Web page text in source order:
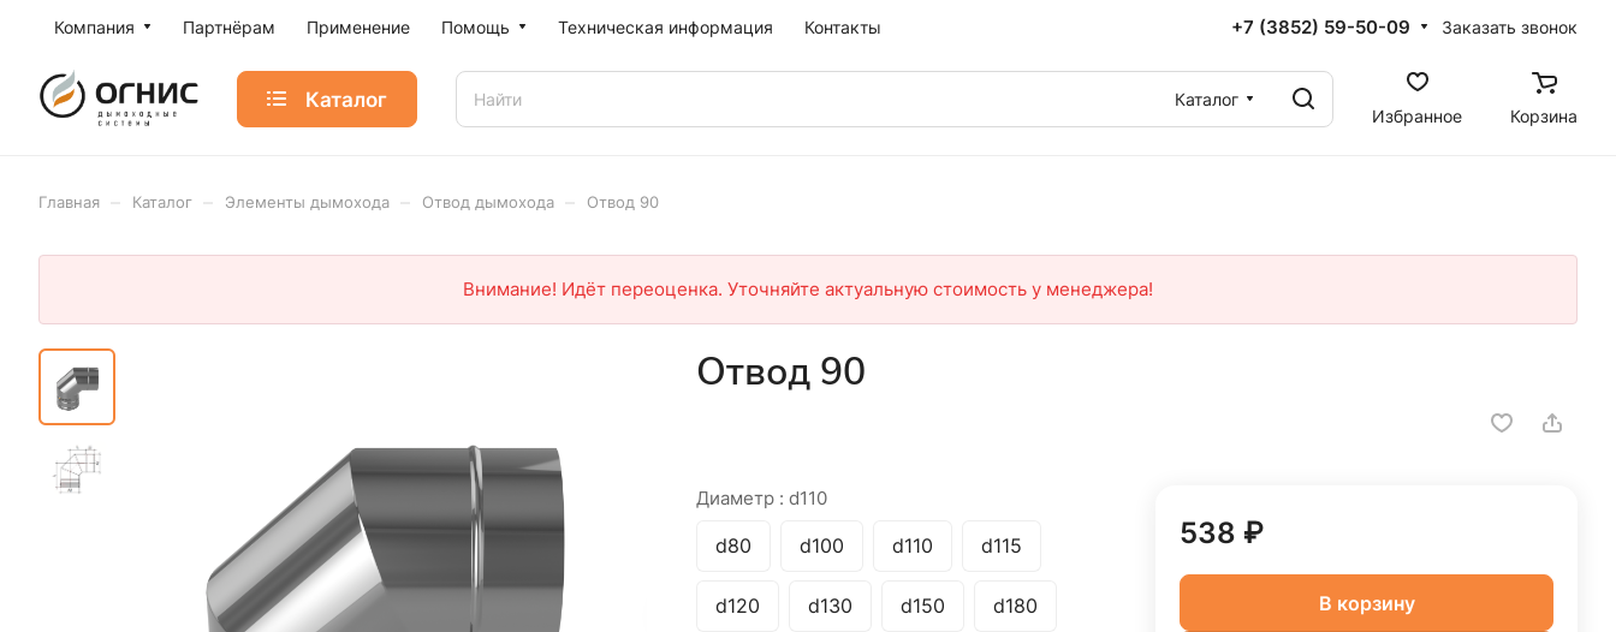
Компания Партнёрам Применение Помощь Техническая информация Контакты +7 (3852) 59-50-09 Заказать звонок
Каталог
Каталог
Избранное
Корзина
Главная Каталог Элементы дымохода Отвод дымохода Отвод 90
Внимание! Идёт переоценка. Уточняйте актуальную стоимость у менеджера!
Отвод 90
Диаметр : d110
d80 d100 d110 d115
d120 d130 d150 d180
538 ₽
В корзину